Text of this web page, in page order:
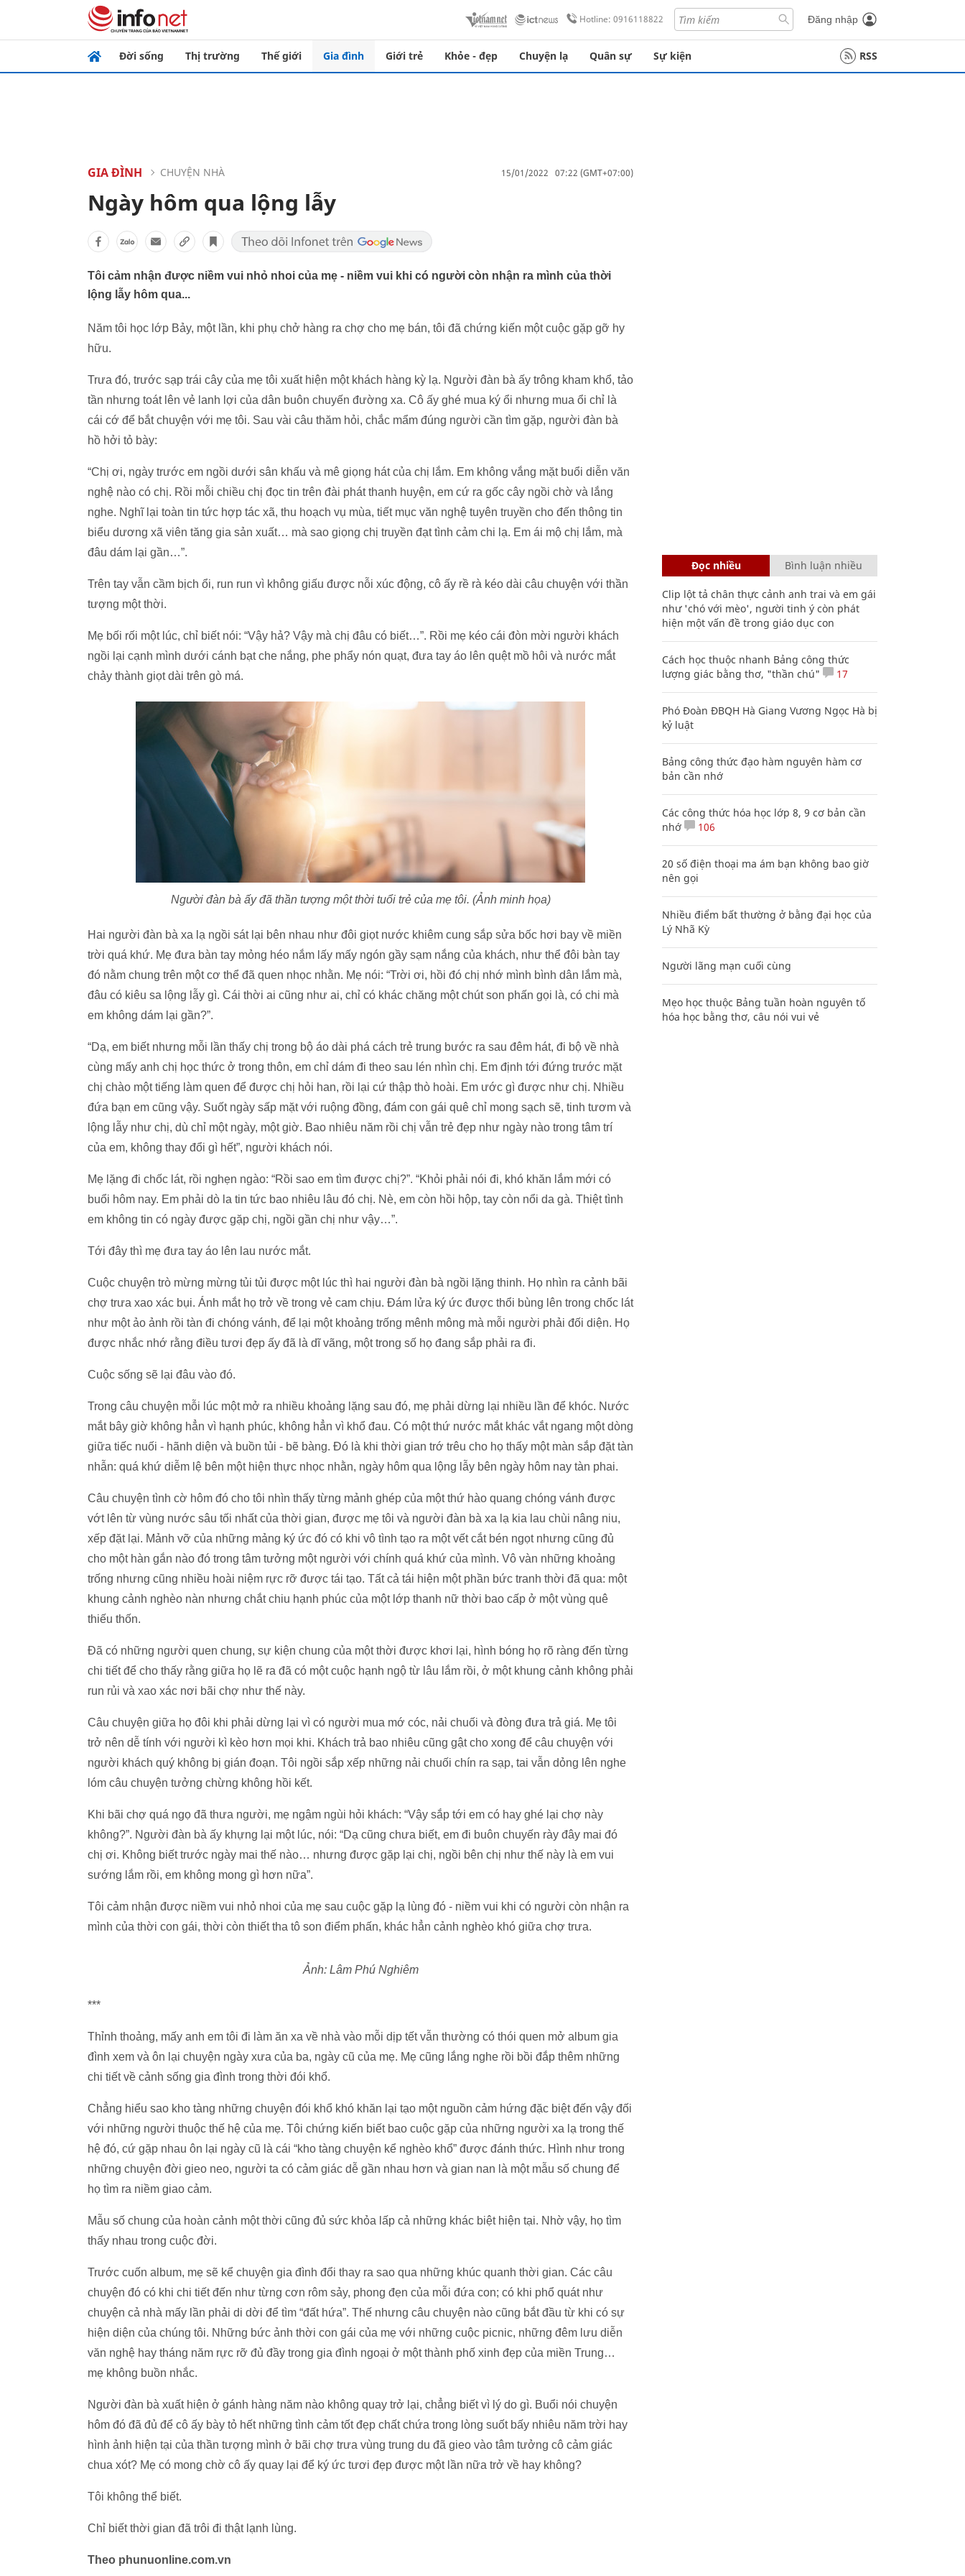
Hotline: 0916118822 Đăng nhập
Đời sống Thị trường Thế giới Gia đình Giới trẻ Khỏe - đẹp Chuyện lạ Quân sự Sự kiện RSS
GIA ĐÌNH CHUYỆN NHÀ 15/01/2022 07:22 (GMT+07:00)
Ngày hôm qua lộng lẫy
Tôi cảm nhận được niềm vui nhỏ nhoi của mẹ - niềm vui khi có người còn nhận ra mình của thời
lộng lẫy hôm qua...
Năm tôi học lớp Bảy, một lần, khi phụ chở hàng ra chợ cho mẹ bán, tôi đã chứng kiến một cuộc gặp gỡ hy
hữu.
Trưa đó, trước sạp trái cây của mẹ tôi xuất hiện một khách hàng kỳ lạ. Người đàn bà ấy trông kham khổ, tảo
tần nhưng toát lên vẻ lanh lợi của dân buôn chuyến đường xa. Cô ấy ghé mua ký ổi nhưng mua ổi chỉ là
cái cớ để bắt chuyện với mẹ tôi. Sau vài câu thăm hỏi, chắc mẩm đúng người cần tìm gặp, người đàn bà
hồ hởi tỏ bày:
“Chị ơi, ngày trước em ngồi dưới sân khấu và mê giọng hát của chị lắm. Em không vắng mặt buổi diễn văn
nghệ nào có chị. Rồi mỗi chiều chị đọc tin trên đài phát thanh huyện, em cứ ra gốc cây ngồi chờ và lắng
nghe. Nghĩ lại toàn tin tức hợp tác xã, thu hoạch vụ mùa, tiết mục văn nghệ tuyên truyền cho đến thông tin
biểu dương xã viên tăng gia sản xuất… mà sao giọng chị truyền đạt tình cảm chi lạ. Em ái mộ chị lắm, mà
đâu dám lại gần…”.
Trên tay vẫn cầm bịch ổi, run run vì không giấu được nỗi xúc động, cô ấy rề rà kéo dài câu chuyện với thần
tượng một thời.
Mẹ bối rối một lúc, chỉ biết nói: “Vậy hả? Vậy mà chị đâu có biết…”. Rồi mẹ kéo cái đòn mời người khách
ngồi lại cạnh mình dưới cánh bạt che nắng, phe phẩy nón quạt, đưa tay áo lên quệt mồ hôi và nước mắt
chảy thành giọt dài trên gò má.
Người đàn bà ấy đã thần tượng một thời tuổi trẻ của mẹ tôi. (Ảnh minh họa)
Hai người đàn bà xa lạ ngồi sát lại bên nhau như đôi giọt nước khiêm cung sắp sửa bốc hơi bay về miền
trời quá khứ. Mẹ đưa bàn tay mỏng héo nắm lấy mấy ngón gầy sạm nắng của khách, như thể đôi bàn tay
đó nằm chung trên một cơ thể đã quen nhọc nhằn. Mẹ nói: “Trời ơi, hồi đó chị nhớ mình bình dân lắm mà,
đâu có kiêu sa lộng lẫy gì. Cái thời ai cũng như ai, chỉ có khác chăng một chút son phấn gọi là, có chi mà
em không dám lại gần?”.
“Dạ, em biết nhưng mỗi lần thấy chị trong bộ áo dài phá cách trẻ trung bước ra sau đêm hát, đi bộ về nhà
cùng mấy anh chị học thức ở trong thôn, em chỉ dám đi theo sau lén nhìn chị. Em định tới đứng trước mặt
chị chào một tiếng làm quen để được chị hỏi han, rồi lại cứ thập thò hoài. Em ước gì được như chị. Nhiều
đứa bạn em cũng vậy. Suốt ngày sấp mặt với ruộng đồng, đám con gái quê chỉ mong sạch sẽ, tinh tươm và
lộng lẫy như chị, dù chỉ một ngày, một giờ. Bao nhiêu năm rồi chị vẫn trẻ đẹp như ngày nào trong tâm trí
của em, không thay đổi gì hết”, người khách nói.
Mẹ lặng đi chốc lát, rồi nghẹn ngào: “Rồi sao em tìm được chị?”. “Khỏi phải nói đi, khó khăn lắm mới có
buổi hôm nay. Em phải dò la tin tức bao nhiêu lâu đó chị. Nè, em còn hồi hộp, tay còn nổi da gà. Thiệt tình
em không tin có ngày được gặp chị, ngồi gần chị như vậy…”.
Tới đây thì mẹ đưa tay áo lên lau nước mắt.
Cuộc chuyện trò mừng mừng tủi tủi được một lúc thì hai người đàn bà ngồi lặng thinh. Họ nhìn ra cảnh bãi
chợ trưa xao xác bụi. Ánh mắt họ trở về trong vẻ cam chịu. Đám lửa ký ức được thổi bùng lên trong chốc lát
như một ảo ảnh rồi tàn đi chóng vánh, để lại một khoảng trống mênh mông mà mỗi người phải đối diện. Họ
được nhắc nhớ rằng điều tươi đẹp ấy đã là dĩ vãng, một trong số họ đang sắp phải ra đi.
Cuộc sống sẽ lại đâu vào đó.
Trong câu chuyện mỗi lúc một mở ra nhiều khoảng lặng sau đó, mẹ phải dừng lại nhiều lần để khóc. Nước
mắt bây giờ không hẳn vì hạnh phúc, không hẳn vì khổ đau. Có một thứ nước mắt khác vắt ngang một dòng
giữa tiếc nuối - hãnh diện và buồn tủi - bẽ bàng. Đó là khi thời gian trớ trêu cho họ thấy một màn sắp đặt tàn
nhẫn: quá khứ diễm lệ bên một hiện thực nhọc nhằn, ngày hôm qua lộng lẫy bên ngày hôm nay tàn phai.
Câu chuyện tình cờ hôm đó cho tôi nhìn thấy từng mảnh ghép của một thứ hào quang chóng vánh được
vớt lên từ vùng nước sâu tối nhất của thời gian, được mẹ tôi và người đàn bà xa lạ kia lau chùi nâng niu,
xếp đặt lại. Mảnh vỡ của những mảng ký ức đó có khi vô tình tạo ra một vết cắt bén ngọt nhưng cũng đủ
cho một hàn gắn nào đó trong tâm tưởng một người với chính quá khứ của mình. Vô vàn những khoảng
trống nhưng cũng nhiều hoài niệm rực rỡ được tái tạo. Tất cả tái hiện một phần bức tranh thời đã qua: một
khung cảnh nghèo nàn nhưng chắt chiu hạnh phúc của một lớp thanh nữ thời bao cấp ở một vùng quê
thiếu thốn.
Đã có những người quen chung, sự kiện chung của một thời được khơi lại, hình bóng họ rõ ràng đến từng
chi tiết để cho thấy rằng giữa họ lẽ ra đã có một cuộc hạnh ngộ từ lâu lắm rồi, ở một khung cảnh không phải
run rủi và xao xác nơi bãi chợ như thế này.
Câu chuyện giữa họ đôi khi phải dừng lại vì có người mua mớ cóc, nải chuối và đòng đưa trả giá. Mẹ tôi
trở nên dễ tính với người kì kèo hơn mọi khi. Khách trả bao nhiêu cũng gật cho xong để câu chuyện với
người khách quý không bị gián đoạn. Tôi ngồi sắp xếp những nải chuối chín ra sạp, tai vẫn dỏng lên nghe
lóm câu chuyện tưởng chừng không hồi kết.
Khi bãi chợ quá ngọ đã thưa người, mẹ ngậm ngùi hỏi khách: “Vậy sắp tới em có hay ghé lại chợ này
không?”. Người đàn bà ấy khựng lại một lúc, nói: “Dạ cũng chưa biết, em đi buôn chuyến rày đây mai đó
chị ơi. Không biết trước ngày mai thế nào… nhưng được gặp lại chị, ngồi bên chị như thế này là em vui
sướng lắm rồi, em không mong gì hơn nữa”.
Tôi cảm nhận được niềm vui nhỏ nhoi của mẹ sau cuộc gặp lạ lùng đó - niềm vui khi có người còn nhận ra
mình của thời con gái, thời còn thiết tha tô son điểm phấn, khác hẳn cảnh nghèo khó giữa chợ trưa.
***
Thỉnh thoảng, mấy anh em tôi đi làm ăn xa về nhà vào mỗi dịp tết vẫn thường có thói quen mở album gia
đình xem và ôn lại chuyện ngày xưa của ba, ngày cũ của mẹ. Mẹ cũng lắng nghe rồi bồi đắp thêm những
chi tiết về cảnh sống gia đình trong thời đói khổ.
Chẳng hiểu sao kho tàng những chuyện đói khổ khó khăn lại tạo một nguồn cảm hứng đặc biệt đến vậy đối
với những người thuộc thế hệ của mẹ. Tôi chứng kiến biết bao cuộc gặp của những người xa lạ trong thế
những chuyện đời gieo neo, người ta có cảm giác dễ gần nhau hơn và gian nan là một mẫu số chung để
Đọc nhiều Bình luận nhiều
Clip lột tả chân thực cảnh anh trai và em gái
như 'chó với mèo', người tinh ý còn phát
hiện một vấn đề trong giáo dục con
Cách học thuộc nhanh Bảng công thức
lượng giác bằng thơ, "thần chú"
17
Phó Đoàn ĐBQH Hà Giang Vương Ngọc Hà bị
kỷ luật
Bảng công thức đạo hàm nguyên hàm cơ
bản cần nhớ
Các công thức hóa học lớp 8, 9 cơ bản cần
nhớ
106
20 số điện thoại ma ám bạn không bao giờ
nên gọi
Nhiều điểm bất thường ở bằng đại học của
Lý Nhã Kỳ
Người lãng mạn cuối cùng
Mẹo học thuộc Bảng tuần hoàn nguyên tố
hóa học bằng thơ, câu nói vui vẻ